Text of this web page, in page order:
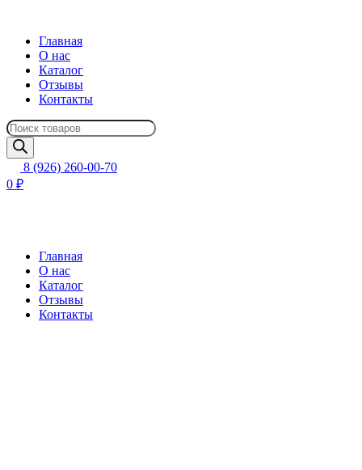
Главная
О нас
Каталог
Отзывы
Контакты
Поиск
товаров
8 (926) 260-00-70
0 ₽
Главная
О нас
Каталог
Отзывы
Контакты